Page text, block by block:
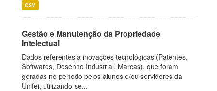
CSV
Gestão e Manutenção da Propriedade
Intelectual
Dados referentes a inovações tecnológicas (Patentes,
Softwares, Desenho Industrial, Marcas), que foram
geradas no período pelos alunos e/ou servidores da
Unifei, utilizando-se...